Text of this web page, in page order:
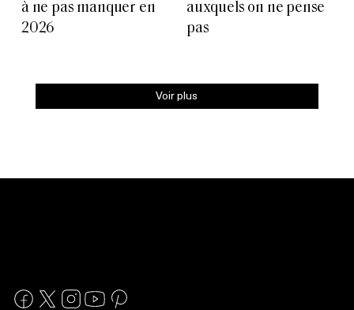
à ne pas manquer en
2026
auxquels on ne pense
pas
Voir plus